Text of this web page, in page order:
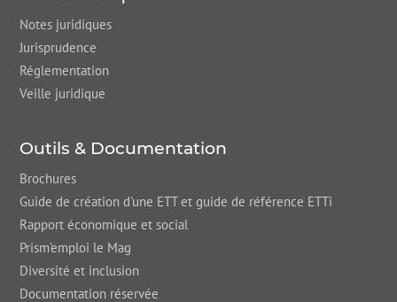
Notes juridiques
Jurisprudence
Réglementation
Veille juridique
Outils & Documentation
Brochures
Guide de création d'une ETT et guide de référence ETTi
Rapport économique et social
Prism’emploi le Mag
Diversité et inclusion
Documentation réservée